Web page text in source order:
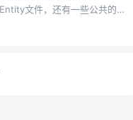
文件，还有一些公共的封
些东西为了方便管理，我们